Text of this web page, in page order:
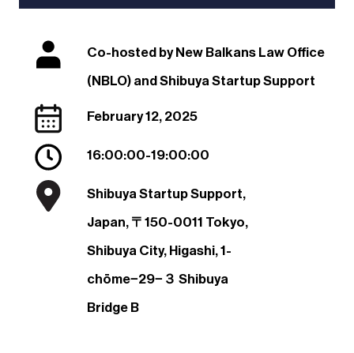
Co-hosted by New Balkans Law Office
(NBLO) and Shibuya Startup Support
February 12, 2025
16:00:00-19:00:00
Shibuya Startup Support,
Japan, 〒150-0011 Tokyo,
Shibuya City, Higashi, 1-
chōme−29−３ Shibuya
Bridge B